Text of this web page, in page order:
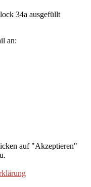
34a ausgefüllt
an:
auf "Akzeptieren"